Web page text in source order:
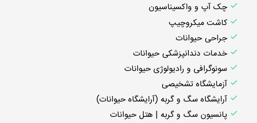
چک آپ و واکسیناسیون
کاشت میکروچیپ
جراحی حیوانات
خدمات دندانپزشکی حیوانات
سونوگرافی و رادیولوژی حیوانات
آزمایشگاه تشخیصی
آرایشگاه سگ و گربه (آرایشگاه حیوانات)
پانسیون سگ و گربه | هتل حیوانات